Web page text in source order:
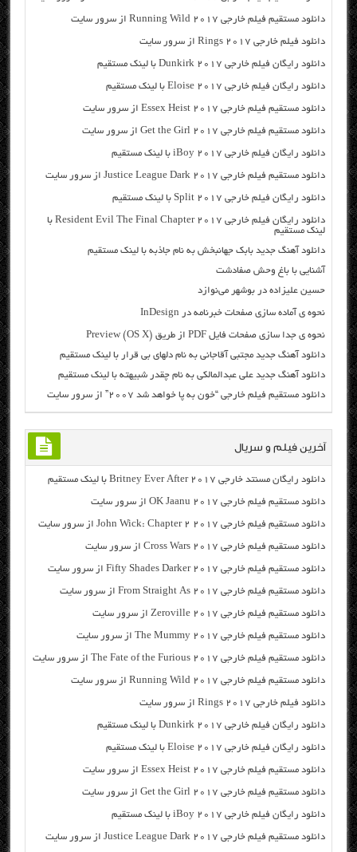
دانلود مستقیم فیلم خارجی Running Wild 2017 از سرور سایت
دانلود فیلم خارجی Rings 2017 از سرور سایت
دانلود رایگان فیلم خارجی Dunkirk 2017 با لینک مستقیم
دانلود رایگان فیلم خارجی Eloise 2017 با لینک مستقیم
دانلود مستقیم فیلم خارجی Essex Heist 2017 از سرور سایت
دانلود مستقیم فیلم خارجی Get the Girl 2017 از سرور سایت
دانلود رایگان فیلم خارجی iBoy 2017 با لینک مستقیم
دانلود مستقیم فیلم خارجی Justice League Dark 2017 از سرور سایت
دانلود رایگان فیلم خارجی Split 2017 با لینک مستقیم
دانلود رایگان فیلم خارجی Resident Evil The Final Chapter 2017 با
لینک مستقیم
دانلود آهنگ جدید بابک جهانبخش به نام جاذبه با لینک مستقیم
آشنایی با باغ وحش صفادشت
حسین علیزاده در بوشهر می‌نوازد
نحوه ی آماده سازی صفحات خبرنامه در InDesign
نحوه ی جدا سازی صفحات فایل PDF از طریق (Preview (OS X
دانلود آهنگ جدید مجتبی آقاجانی به نام دلهای بی قرار با لینک مستقیم
دانلود آهنگ جدید علی عبدالمالکی به نام چقدر شبیهته با لینک مستقیم
دانلود مستقیم فیلم خارجی “خون به پا خواهد شد ۲۰۰۷” از سرور سایت
آخرین فیلم و سریال
دانلود رایگان مسنتد خارجی Britney Ever After 2017 با لینک مستقیم
دانلود مستقیم فیلم خارجی OK Jaanu 2017 از سرور سایت
دانلود مستقیم فیلم خارجی John Wick: Chapter 2 2017 از سرور سایت
دانلود مستقیم فیلم خارجی Cross Wars 2017 از سرور سایت
دانلود مستقیم فیلم خارجی Fifty Shades Darker 2017 از سرور سایت
دانلود مستقیم فیلم خارجی From Straight As 2017 از سرور سایت
دانلود مستقیم فیلم خارجی Zeroville 2017 از سرور سایت
دانلود مستقیم فیلم خارجی The Mummy 2017 از سرور سایت
دانلود مستقیم فیلم خارجی The Fate of the Furious 2017 از سرور سایت
دانلود مستقیم فیلم خارجی Running Wild 2017 از سرور سایت
دانلود فیلم خارجی Rings 2017 از سرور سایت
دانلود رایگان فیلم خارجی Dunkirk 2017 با لینک مستقیم
دانلود رایگان فیلم خارجی Eloise 2017 با لینک مستقیم
دانلود مستقیم فیلم خارجی Essex Heist 2017 از سرور سایت
دانلود مستقیم فیلم خارجی Get the Girl 2017 از سرور سایت
دانلود رایگان فیلم خارجی iBoy 2017 با لینک مستقیم
دانلود مستقیم فیلم خارجی Justice League Dark 2017 از سرور سایت